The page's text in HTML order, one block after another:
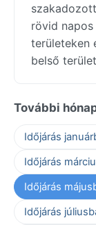
rövid
területeken
belső
További
Időjárás
Időjárás
Időjárás
Időjárás